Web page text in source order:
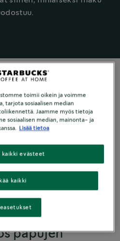
päätyy
käynyt läpi
Kaikilla näillä
vaikutuksensa
papujen
toimii oikein ja voimme
tarjota sosiaalisen median
Jaamme myös tietoja
sosiaalisen median, mainonta- ja
Lisää tietoa
kaikki
kaikki evästeet